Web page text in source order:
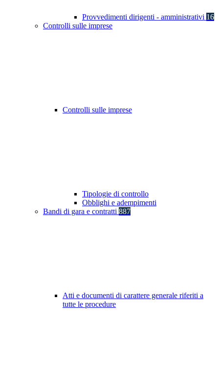
Provvedimenti dirigenti - amministrativi 16
Controlli sulle imprese
Controlli sulle imprese
Tipologie di controllo
Obblighi e adempimenti
Bandi di gara e contratti 887
Atti e documenti di carattere generale riferiti a
tutte le procedure